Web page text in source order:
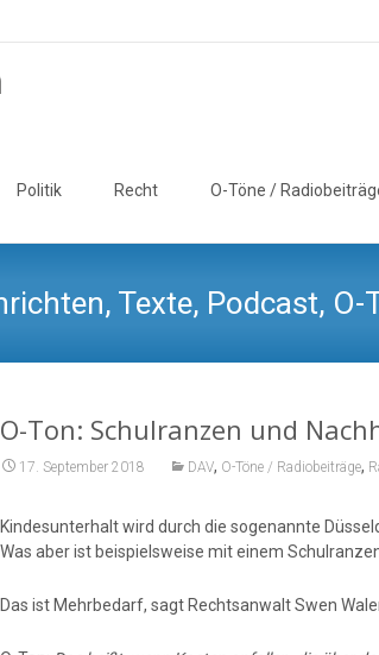
Politik Recht O-Töne /
Texte, Podcast, O-
O-Ton: Schulranzen und
17. September 2018 DAV, O-Töne / Radiobeiträge,
Kindesunterhalt wird durch die sogenannte
Was aber ist beispielsweise mit einem
Das ist Mehrbedarf, sagt Rechtsanwalt Swen